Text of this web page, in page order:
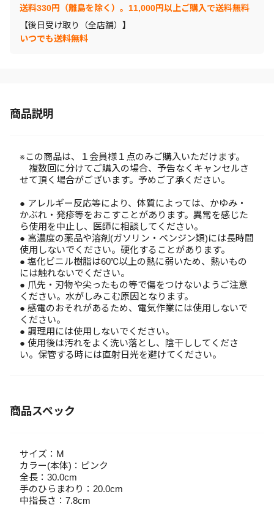
送料330円（離島を除く）。11,000円以上ご購入で送料無料
【後日受け取り（全店舗）】
いつでも送料無料
商品説明
※この商品は、１会員様１点のみご購入いただけます。
複数回に分けてご購入の場合、予告なくキャンセルさ
せて頂く場合がございます。予めご了承ください。
● アレルギー反応等により、体質によっては、かゆみ・
かぶれ・発疹等をおこすことがあります。異常を感じた
ら使用を中止し、医師に相談してください。
● 高濃度の薬品や溶剤(ガソリン・ベンジン類)には長時間
使用しないでください。硬化することがあります。
● 塩化ビニル樹脂は60℃以上の熱に弱いため、熱いもの
には触れないでください。
● 爪先・刃物や尖ったもの等で傷をつけないようご注意
ください。水がしみこむ原因となります。
● 感電のおそれがあるため、電気作業には使用しないで
ください。
● 調理用には使用しないでください。
● 使用後は汚れをよく洗い落とし、陰干ししてくださ
い。保管する時には直射日光を避けてください。
商品スペック
サイズ：M
カラー(本体)：ピンク
全長：30.0cm
手のひらまわり：20.0cm
中指長さ：7.8cm